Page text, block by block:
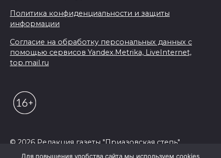
Политика конфиденциальности и защиты
информации
Согласие на обработку персональных данных с
помощью сервисов Yandex.Metrika, LiveInternet,
top.mail.ru
© 2026 Редакция газеты "Приазовская степь"
Для повышения удобства сайта мы используем cookies